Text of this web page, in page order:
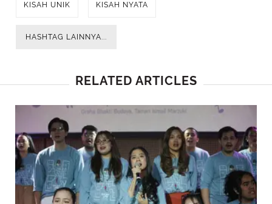
KISAH UNIK KISAH NYATA
HASHTAG LAINNYA...
RELATED ARTICLES